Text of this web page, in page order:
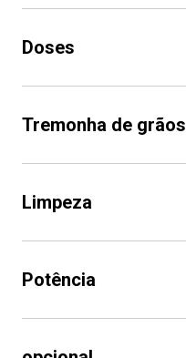
Doses
Tremonha de grãos
Limpeza
Potência